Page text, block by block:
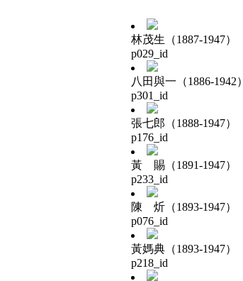
林茂生（1887-1947）
p029_id
八田與一（1886-1942）
p301_id
張七郎（1888-1947）
p176_id
黃 賜（1891-1947）
p233_id
陳 炘（1893-1947）
p076_id
黃媽典（1893-1947）
p218_id